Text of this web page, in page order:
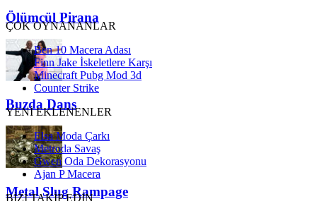
Ölümcül Pirana
Buzda Dans
Metal Slug Rampage
ÇOK OYNANANLAR
Ben 10 Macera Adası
Finn Jake İskeletlere Karşı
Minecraft Pubg Mod 3d
Counter Strike
YENİ EKLENENLER
Elsa Moda Çarkı
Metroda Savaş
Gwen Oda Dekorasyonu
Ajan P Macera
BİZİ TAKİP EDİN